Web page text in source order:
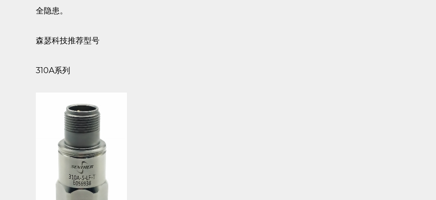
全隐患。
森瑟科技推荐型号
310A系列